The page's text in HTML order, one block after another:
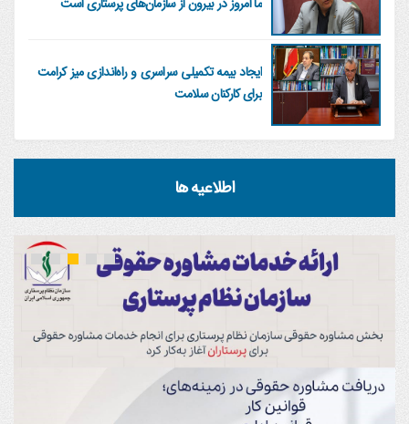
ایجاد بیمه تکمیلی سراسری و راه‌اندازی میز کرامت
برای کارکنان سلامت
اطلاعیه ها